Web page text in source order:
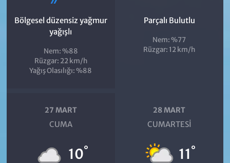
Bölgesel düzensiz yağmur
yağışlı
Nem: %88
Rüzgar: 22 km/h
Yağış Olasılığı: %88
Parçalı Bulutlu
Nem: %77
Rüzgar: 12 km/h
27 MART
CUMA
10°
28 MART
CUMARTESI
11°